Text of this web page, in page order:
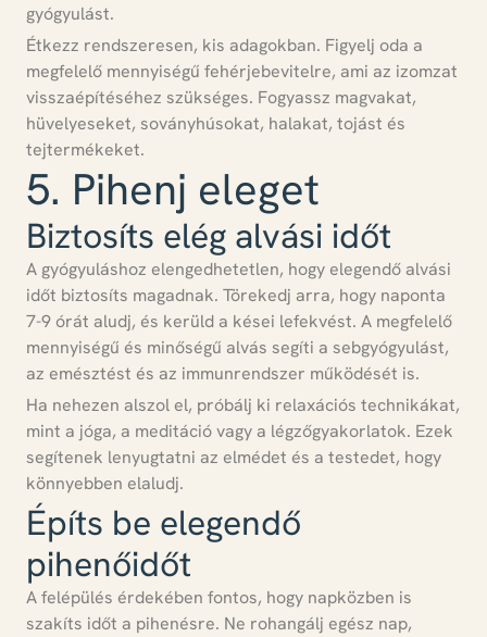
gyógyulást.
Étkezz rendszeresen, kis adagokban. Figyelj oda a
megfelelő mennyiségű fehérjebevitelre, ami az izomzat
visszaépítéséhez szükséges. Fogyassz magvakat,
hüvelyeseket, soványhúsokat, halakat, tojást és
tejtermékeket.
5. Pihenj eleget
Biztosíts elég alvási időt
A gyógyuláshoz elengedhetetlen, hogy elegendő alvási
időt biztosíts magadnak. Törekedj arra, hogy naponta
7-9 órát aludj, és kerüld a kései lefekvést. A megfelelő
mennyiségű és minőségű alvás segíti a sebgyógyulást,
az emésztést és az immunrendszer működését is.
Ha nehezen alszol el, próbálj ki relaxációs technikákat,
mint a jóga, a meditáció vagy a légzőgyakorlatok. Ezek
segítenek lenyugtatni az elmédet és a testedet, hogy
könnyebben elaludj.
Építs be elegendő
pihenőidőt
A felépülés érdekében fontos, hogy napközben is
szakíts időt a pihenésre. Ne rohangálj egész nap,